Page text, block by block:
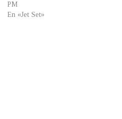
PM
En «Jet Set»